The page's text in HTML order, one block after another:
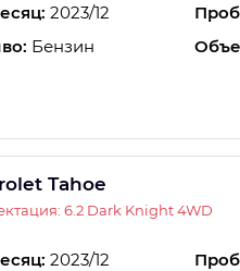
2023/12
Бензин
Tahoe
6.2 Dark Knight 4WD
2023/12